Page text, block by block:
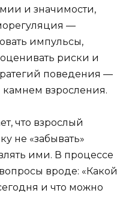
и значимости,
—
импульсы,
риски и
поведения —
камнем взросления.
что взрослый
не «забывать»
ими. В процессе
вроде: «Какой
и что можно